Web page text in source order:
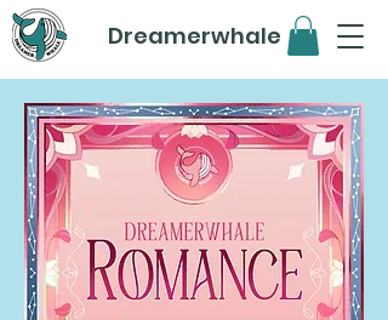
Dreamerwhale